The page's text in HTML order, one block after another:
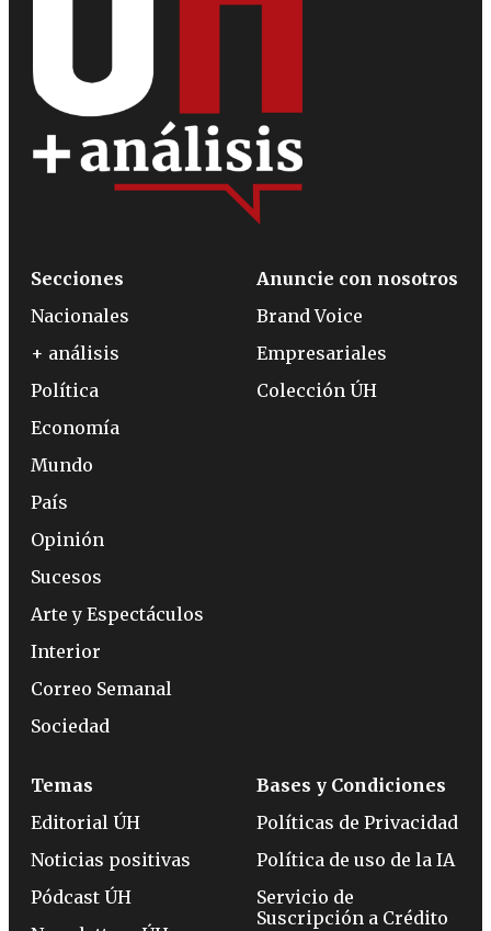
Secciones
Nacionales
+ análisis
Política
Economía
Mundo
País
Opinión
Sucesos
Arte y Espectáculos
Interior
Correo Semanal
Sociedad
Anuncie con nosotros
Brand Voice
Empresariales
Colección ÚH
Temas
Editorial ÚH
Noticias positivas
Pódcast ÚH
Bases y Condiciones
Políticas de Privacidad
Política de uso de la IA
Servicio de
Suscripción a Crédito